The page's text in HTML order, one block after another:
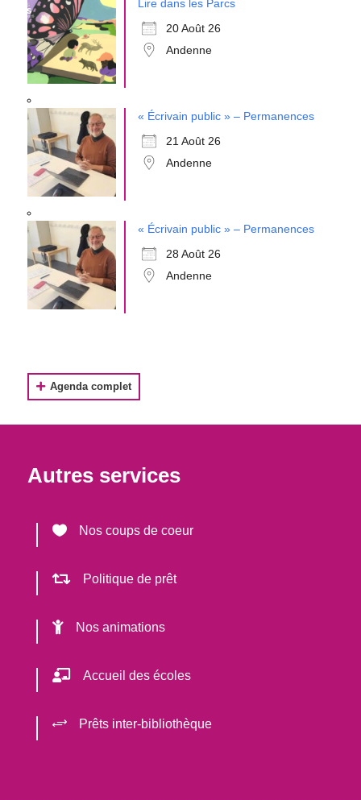
Lire dans les Parcs
20 Août 26
Andenne
« Écrivain public » – Permanences
21 Août 26
Andenne
« Écrivain public » – Permanences
28 Août 26
Andenne
Agenda complet
Autres services
 Nos coups de coeur
 Politique de prêt
 Nos animations
 Accueil des écoles
+ Prêts inter-bibliothèque